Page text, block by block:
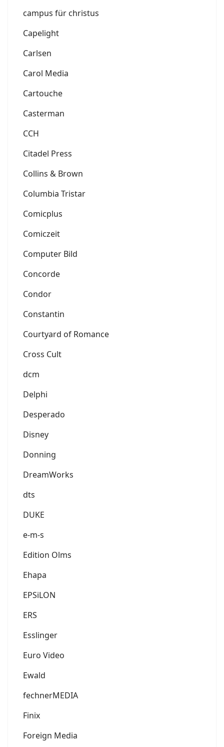
campus für christus
Capelight
Carlsen
Carol Media
Cartouche
Casterman
CCH
Citadel Press
Collins & Brown
Columbia Tristar
Comicplus
Comiczeit
Computer Bild
Concorde
Condor
Constantin
Courtyard of Romance
Cross Cult
dcm
Delphi
Desperado
Disney
Donning
DreamWorks
dts
DUKE
e-m-s
Edition Olms
Ehapa
EPSiLON
ERS
Esslinger
Euro Video
Ewald
fechnerMEDIA
Finix
Foreign Media